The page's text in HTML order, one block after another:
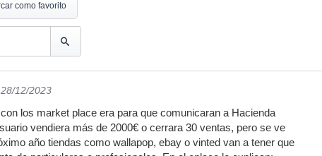
como favorito
12/2023
los market place era para que comunicaran a Hacienda
vendiera más de 2000€ o cerrara 30 ventas, pero se ve
año tiendas como wallapop, ebay o vinted van a tener que